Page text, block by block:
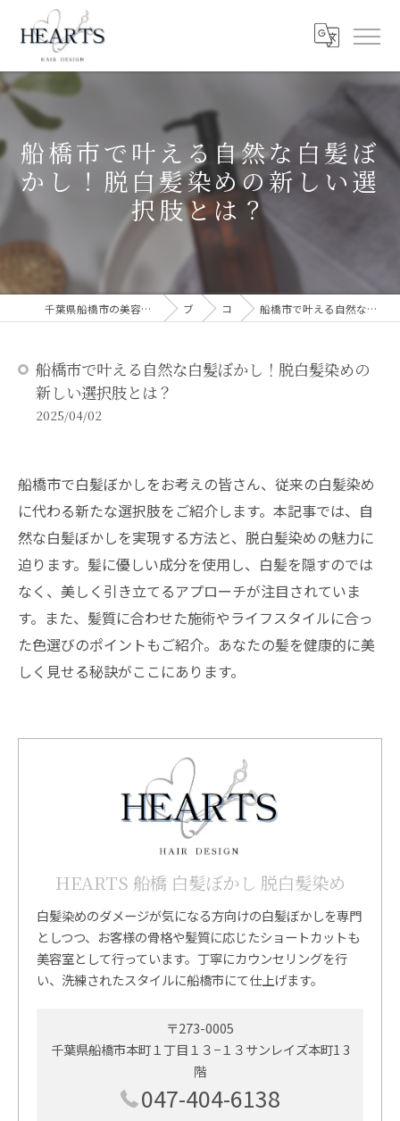
船橋市で叶える自然な白髪ぼ
かし！脱白髪染めの新しい選
択肢とは？
千葉県船橋市の美容室ならHEARTS 船橋 白髪ぼかし 脱白髪染め ブログ コラム 船橋市で叶える自然な白髪ぼかし！脱白髪染めの新しい選択肢とは？
船橋市で叶える自然な白髪ぼかし！脱白髪染めの
新しい選択肢とは？
2025/04/02
船橋市で白髪ぼかしをお考えの皆さん、従来の白髪染め
に代わる新たな選択肢をご紹介します。本記事では、自
然な白髪ぼかしを実現する方法と、脱白髪染めの魅力に
迫ります。髪に優しい成分を使用し、白髪を隠すのでは
なく、美しく引き立てるアプローチが注目されていま
す。また、髪質に合わせた施術やライフスタイルに合っ
た色選びのポイントもご紹介。あなたの髪を健康的に美
しく見せる秘訣がここにあります。
HEARTS 船橋 白髪ぼかし 脱白髪染め
白髪染めのダメージが気になる方向けの白髪ぼかしを専門
としつつ、お客様の骨格や髪質に応じたショートカットも
美容室として行っています。丁寧にカウンセリングを行
い、洗練されたスタイルに船橋市にて仕上げます。
〒273-0005
千葉県船橋市本町１丁目１３−１３サンレイズ本町1 3
階
047-404-6138